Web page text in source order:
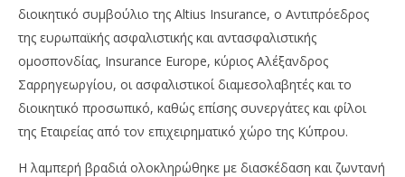
διοικητικό συμβούλιο της Altius Insurance, ο Αντιπρόεδρος
της ευρωπαϊκής ασφαλιστικής και αντασφαλιστικής
ομοσπονδίας, Insurance Europe, κύριος Αλέξανδρος
Σαρρηγεωργίου, οι ασφαλιστικοί διαμεσολαβητές και το
διοικητικό προσωπικό, καθώς επίσης συνεργάτες και φίλοι
της Εταιρείας από τον επιχειρηματικό χώρο της Κύπρου.
Η λαμπερή βραδιά ολοκληρώθηκε με διασκέδαση και ζωντανή